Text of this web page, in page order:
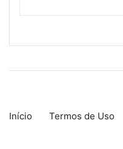
Início Termos de Uso